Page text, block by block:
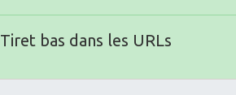
Tiret bas dans les URLs